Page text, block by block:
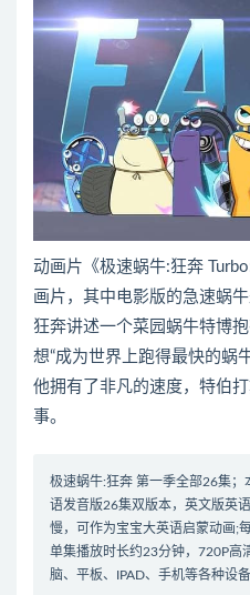
动画片《极速蜗牛:狂奔
画片，其中电影版的急速蜗
狂奔讲述一个菜园蜗牛特博
想“成为世界上跑得最快的蜗
他拥有了非凡的速度，特伯
事。
极速蜗牛:狂奔 第一季全部26集
语发音版26集双版本，英文版英
慢，可作为宝宝大英语启蒙动画;
单集播放时长约23分钟，720P高
脑、平板、IPAD、手机等各种设备